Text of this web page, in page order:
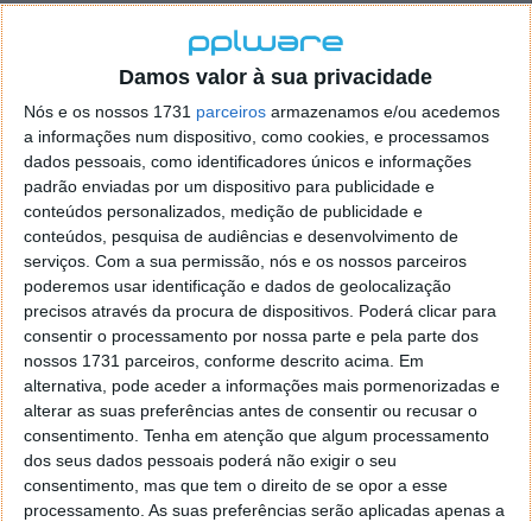
Damos valor à sua privacidade
Nós e os nossos 1731 parceiros armazenamos e/ou acedemos
a informações num dispositivo, como cookies, e processamos
dados pessoais, como identificadores únicos e informações
padrão enviadas por um dispositivo para publicidade e
conteúdos personalizados, medição de publicidade e
conteúdos, pesquisa de audiências e desenvolvimento de
serviços. Com a sua permissão, nós e os nossos parceiros
poderemos usar identificação e dados de geolocalização
precisos através da procura de dispositivos. Poderá clicar para
consentir o processamento por nossa parte e pela parte dos
nossos 1731 parceiros, conforme descrito acima. Em
alternativa, pode aceder a informações mais pormenorizadas e
alterar as suas preferências antes de consentir ou recusar o
consentimento. Tenha em atenção que algum processamento
dos seus dados pessoais poderá não exigir o seu
consentimento, mas que tem o direito de se opor a esse
processamento. As suas preferências serão aplicadas apenas a
Left click tray icon to enable/disable– permite
que um simples clique no ícone do WizMouse na
active ou desactive as acções do programa.
Se estiver inactivo, o ícone da tray fica de cor
cinzenta;
Run as Adminitrator (Windows Vista/7 only)– o
WizMouse irá iniciar com previlégios de
administrador, necessários para operações que o
exijam. Para activar esta funcionalidade são
necessários, obviamente, permissões de
administrador, podendo interferir com o UAC do
Windows;
Re-hook WizMouse if mouse capture lost
reactiva automaticamente a funcionalidade do
WizMouse quando é perdida. Esta opção foi
criada devido a um conflito conhecido com a
aplicaçãoAutoHotkey.